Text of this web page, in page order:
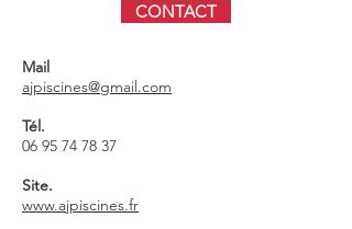
CONTACT
Mail
ajpiscines@gmail.com
Tél.
06 95 74 78 37
Site.
www.ajpiscines.fr